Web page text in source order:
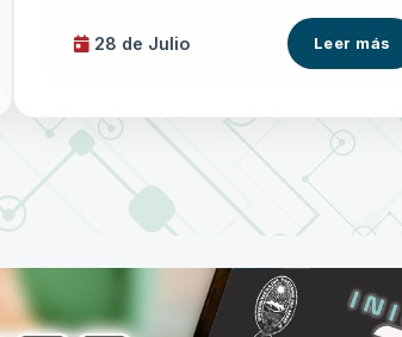
28 de Julio Leer más